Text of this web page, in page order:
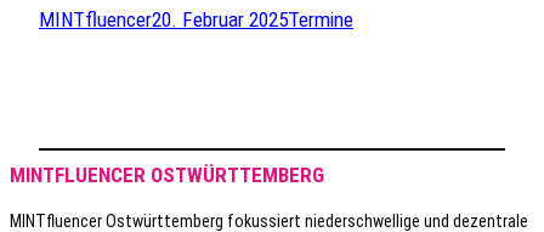
MINTfluencer20. Februar 2025Termine
MINTFLUENCER OSTWÜRTTEMBERG
MINTfluencer Ostwürttemberg fokussiert niederschwellige und dezentrale